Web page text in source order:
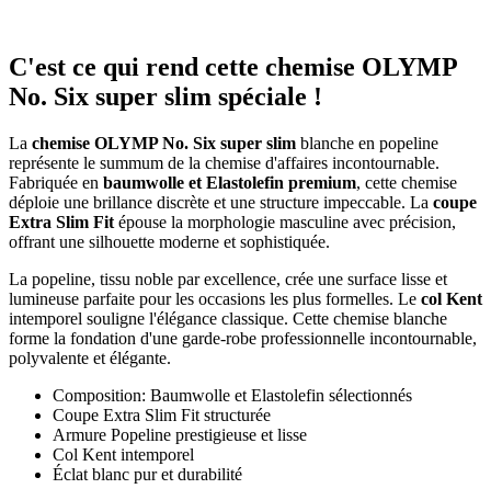
C'est ce qui rend cette chemise OLYMP
No. Six super slim spéciale !
La chemise OLYMP No. Six super slim blanche en popeline
représente le summum de la chemise d'affaires incontournable.
Fabriquée en baumwolle et Elastolefin premium, cette chemise
déploie une brillance discrète et une structure impeccable. La coupe
Extra Slim Fit épouse la morphologie masculine avec précision,
offrant une silhouette moderne et sophistiquée.
La popeline, tissu noble par excellence, crée une surface lisse et
lumineuse parfaite pour les occasions les plus formelles. Le col Kent
intemporel souligne l'élégance classique. Cette chemise blanche
forme la fondation d'une garde-robe professionnelle incontournable,
polyvalente et élégante.
Composition: Baumwolle et Elastolefin sélectionnés
Coupe Extra Slim Fit structurée
Armure Popeline prestigieuse et lisse
Col Kent intemporel
Éclat blanc pur et durabilité